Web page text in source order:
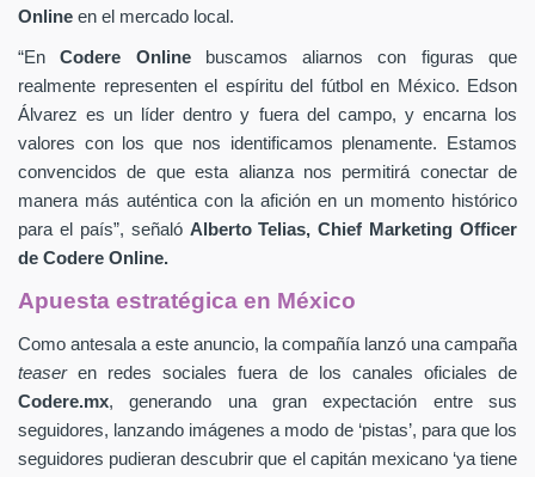
Online en el mercado local.
“EnCodere Onlinebuscamos aliarnos con figuras que
realmente representen el espíritu del fútbol en México. Edson
Álvarez es un líder dentro y fuera del campo, y encarna los
valores con los que nos identificamos plenamente. Estamos
convencidos de que esta alianza nos permitirá conectar de
manera más auténtica con la afición en un momento histórico
para el país”, señaló Alberto Telias,Chief Marketing Officer
de Codere Online.
Apuesta estratégica en México
Como antesala a este anuncio, la compañía lanzó una campaña
teaseren redes sociales fuera de los canales oficiales de
Codere.mx,
generando una gran expectación entre sus
seguidores, lanzando imágenes a modo de ‘pistas’, para que los
seguidores pudieran descubrir que el capitán mexicano ‘ya tiene